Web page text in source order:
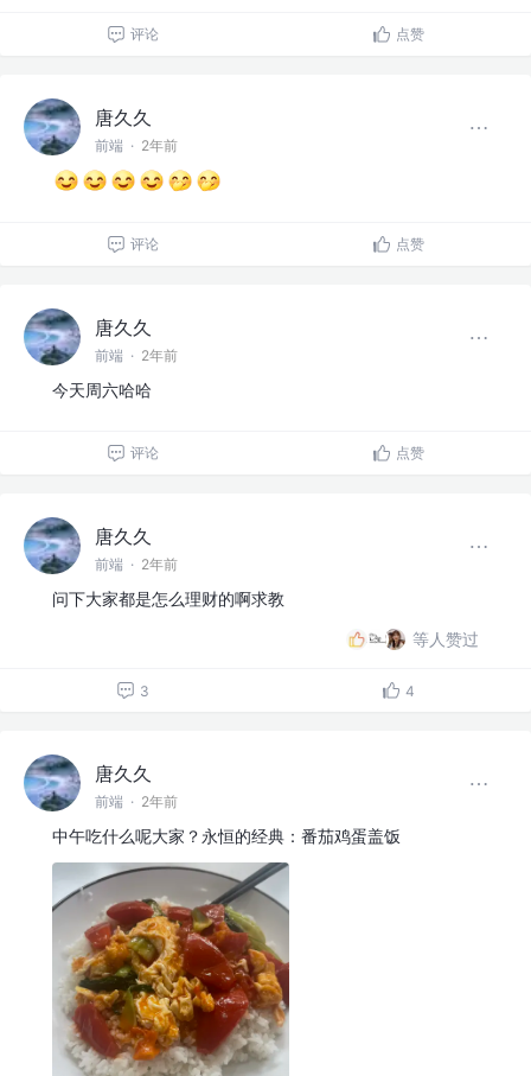
评论 点赞
唐久久
前端 · 2年前
评论 点赞
唐久久
前端 · 2年前
今天周六哈哈
评论 点赞
唐久久
前端 · 2年前
问下大家都是怎么理财的啊求教
等人赞过
3 4
唐久久
前端 · 2年前
中午吃什么呢大家？永恒的经典：番茄鸡蛋盖饭